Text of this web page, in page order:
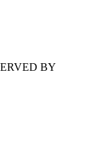
BY